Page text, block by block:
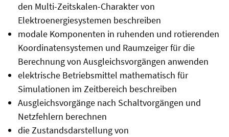
den Multi-Zeitskalen-Charakter von
Elektroenergiesystemen beschreiben
modale Komponenten in ruhenden und rotierenden
Koordinatensystemen und Raumzeiger für die
Berechnung von Ausgleichsvorgängen anwenden
elektrische Betriebsmittel mathematisch für
Simulationen im Zeitbereich beschreiben
Ausgleichsvorgänge nach Schaltvorgängen und
Netzfehlern berechnen
die Zustandsdarstellung von